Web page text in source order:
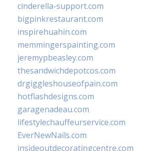
cinderella-support.com
bigpinkrestaurant.com
inspirehuahin.com
memmingerspainting.com
jeremypbeasley.com
thesandwichdepotcos.com
drgiggleshouseofpain.com
hotflashdesigns.com
garagenadeau.com
lifestylechauffeurservice.com
EverNewNails.com
insideoutdecoratingcentre.com